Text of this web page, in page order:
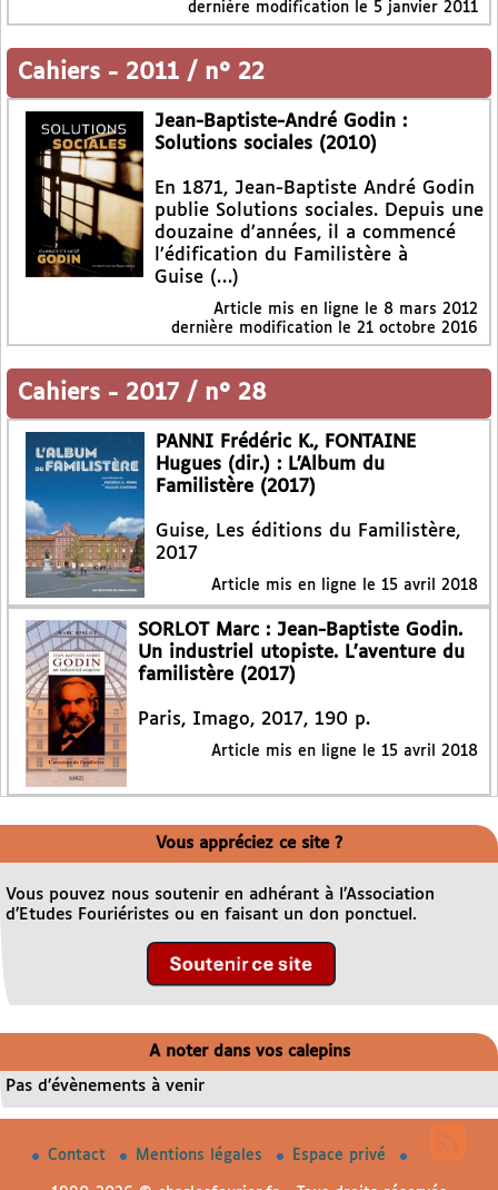
dernière modification le 5 janvier 2011
Cahiers - 2011 / n° 22
Jean-Baptiste-André Godin :
Solutions sociales (2010)
En 1871, Jean-Baptiste André Godin
publie Solutions sociales. Depuis une
douzaine d’années, il a commencé
l’édification du Familistère à
Guise (…)
Article mis en ligne le 8 mars 2012
dernière modification le 21 octobre 2016
Cahiers - 2017 / n° 28
PANNI Frédéric K., FONTAINE
Hugues (dir.) : L’Album du
Familistère (2017)
Guise, Les éditions du Familistère,
2017
Article mis en ligne le 15 avril 2018
SORLOT Marc : Jean-Baptiste Godin.
Un industriel utopiste. L’aventure du
familistère (2017)
Paris, Imago, 2017, 190 p.
Article mis en ligne le 15 avril 2018
Vous appréciez ce site ?
Vous pouvez nous soutenir en adhérant à l’Association
d’Etudes Fouriéristes ou en faisant un don ponctuel.
A noter dans vos calepins
Pas d’évènements à venir
Contact Mentions légales Espace privé